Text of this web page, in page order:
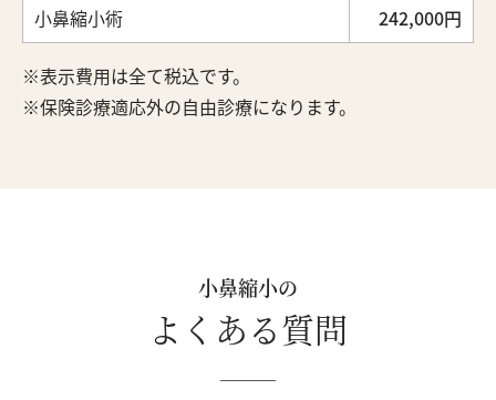
小鼻縮小術
242,000円
表示費用は全て税込です。
保険診療適応外の自由診療になります。
小鼻縮小の
よくある質問